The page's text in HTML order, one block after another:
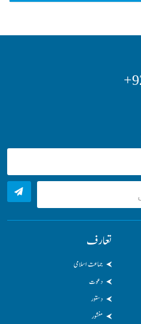
تعارف
جماعت اسلامی
دعوت
دستور
منشور